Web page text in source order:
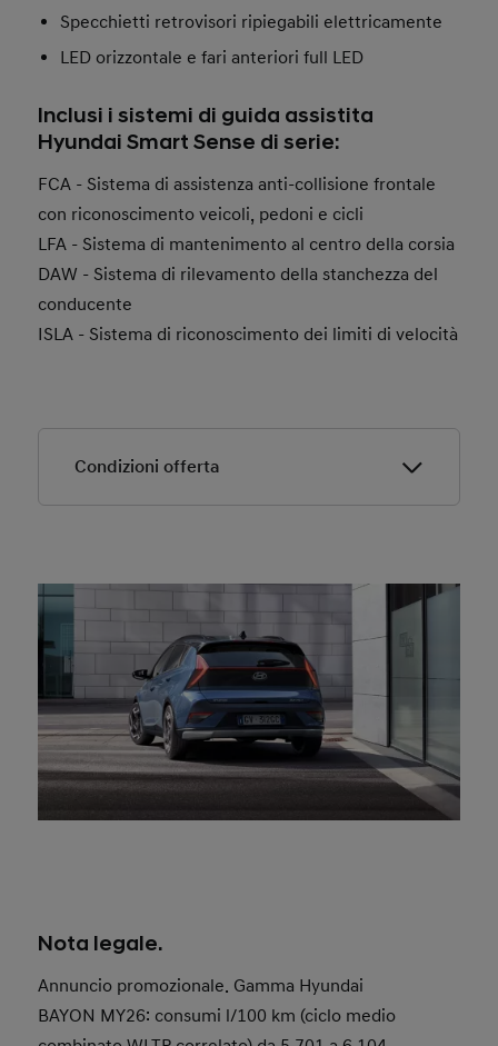
Specchietti retrovisori ripiegabili elettricamente
LED orizzontale e fari anteriori full LED
Inclusi i sistemi di guida assistita
Hyundai Smart Sense di serie:
FCA - Sistema di assistenza anti-collisione frontale
con riconoscimento veicoli, pedoni e cicli
LFA - Sistema di mantenimento al centro della corsia
DAW - Sistema di rilevamento della stanchezza del
conducente
ISLA - Sistema di riconoscimento dei limiti di velocità
Condizioni offerta
Offerta valida dal 20/04/2026 fino al 30/06/2026.
Offerta valida solo presso i concessionari Hyundai
aderenti.
Offerta riferita aHyundai BAYON MY26 Business
1.0 T-GDI 90CV.
L’offerta Noleggio Hyundai Renting Business si
applica solo con noleggio a 48 Mesi e fino a 40.000
km, con anticipo di € 4.000 iva esclusa o permuta
di una vettura usata di pari importo.
Nota legale.
Annuncio promozionale. Gamma Hyundai
BAYON MY26: consumi l/100 km (ciclo medio